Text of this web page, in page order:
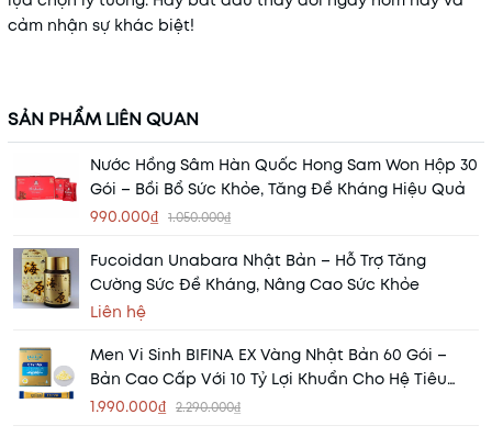
cảm nhận sự khác biệt!
SẢN PHẨM LIÊN QUAN
Nước Hồng Sâm Hàn Quốc Hong Sam Won Hộp 30
Gói – Bồi Bổ Sức Khỏe, Tăng Đề Kháng Hiệu Quả
990.000₫ 1.050.000₫
Fucoidan Unabara Nhật Bản – Hỗ Trợ Tăng
Cường Sức Đề Kháng, Nâng Cao Sức Khỏe
Liên hệ
Men Vi Sinh BIFINA EX Vàng Nhật Bản 60 Gói –
Bản Cao Cấp Với 10 Tỷ Lợi Khuẩn Cho Hệ Tiêu
Hóa Khỏe Mạnh
1.990.000₫ 2.290.000₫